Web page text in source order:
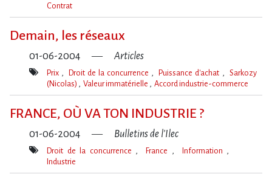
Mot(s)-
Contrat
Demain, les réseaux
01-06-2004 Articles
Mot(s)-
Prix Droit de la concurrence Puissance d'achat
Sarkozy
(Nicolas)
Valeur immatérielle Accord industrie-commerce
FRANCE, OÙ VA TON INDUSTRIE ?
01-06-2004 Bulletins de l'Ilec
Mot(s)-
Droit de la concurrence France
Information
Industrie